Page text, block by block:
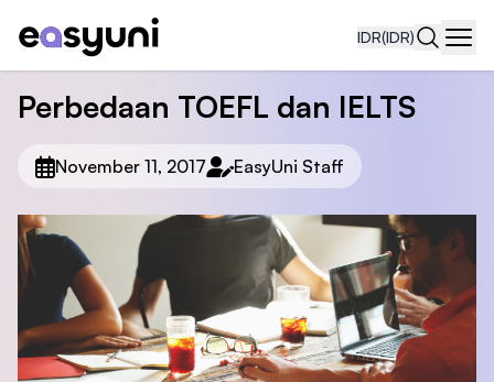
IDR(IDR)
Perbedaan TOEFL dan IELTS
November 11, 2017 EasyUni Staff